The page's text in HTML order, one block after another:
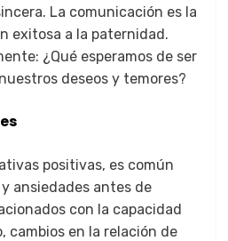
La comunicación es la
exitosa a la paternidad.
¿Qué esperamos de ser
deseos y temores?
positivas, es común
ansiedades antes de
con la capacidad
cambios en la relación de